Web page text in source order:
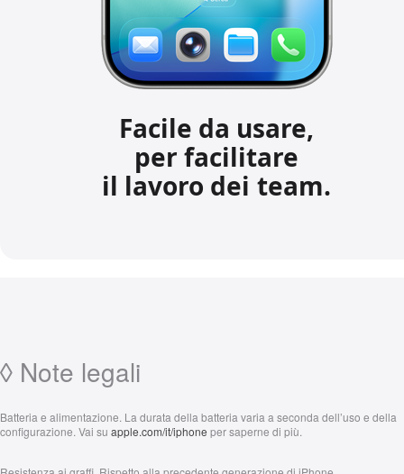
Facile da usare,
per facilitare
il lavoro dei team.
◊ Note legali
Batteria e alimentazione. La durata della batteria varia a seconda dell’uso e della
configurazione. Vai su apple.com/it/iphone per saperne di più.